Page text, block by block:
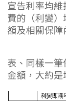
宣告利率均維
費的（利變
額及相關保障
表、同樣一
金額，大約是